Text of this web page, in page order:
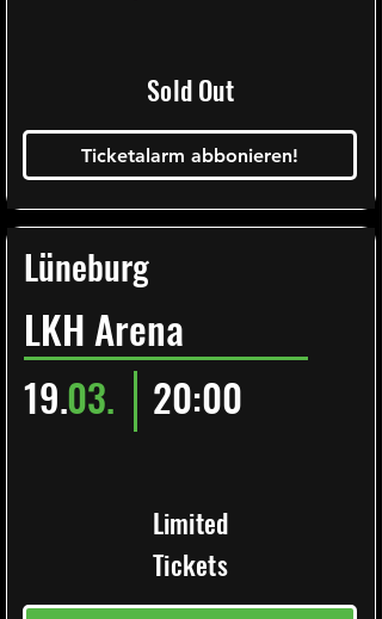
Sold Out
Ticketalarm abbonieren!
Lüneburg
LKH Arena
19.03. 20:00
Limited
Tickets